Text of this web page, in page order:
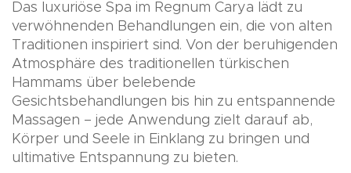
Das luxuriöse Spa im Regnum Carya lädt zu
verwöhnenden Behandlungen ein, die von alten
Traditionen inspiriert sind. Von der beruhigenden
Atmosphäre des traditionellen türkischen
Hammams über belebende
Gesichtsbehandlungen bis hin zu entspannende
Massagen – jede Anwendung zielt darauf ab,
Körper und Seele in Einklang zu bringen und
ultimative Entspannung zu bieten.